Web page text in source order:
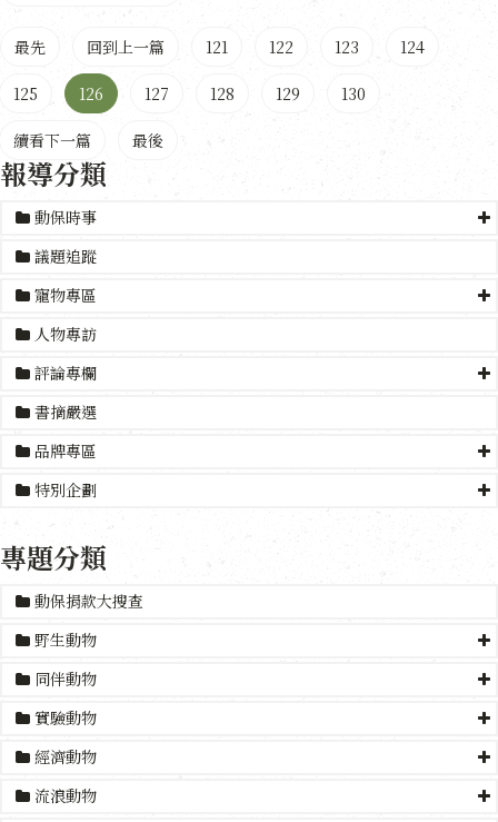
最先 回到上一篇 121 122 123 124
125 126 127 128 129 130
續看下一篇 最後
報導分類
動保時事
議題追蹤
寵物專區
人物專訪
評論專欄
書摘嚴選
品牌專區
特別企劃
專題分類
動保捐款大搜查
野生動物
同伴動物
實驗動物
經濟動物
流浪動物